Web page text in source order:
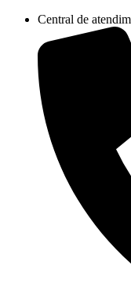
conteúdo
Central de